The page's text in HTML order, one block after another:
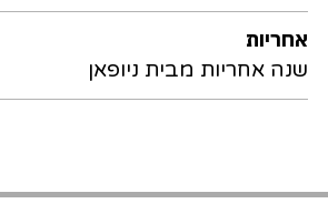
אחריות
שנה אחריות מבית ניופאן